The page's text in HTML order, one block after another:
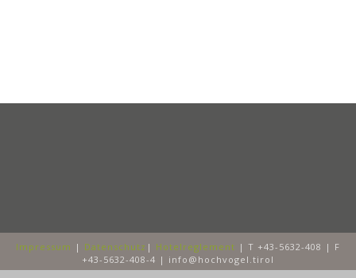
Impressum | Datenschutz | Hotelreglement | T +43-5632-408 | F
+43-5632-408-4 | info@hochvogel.tirol